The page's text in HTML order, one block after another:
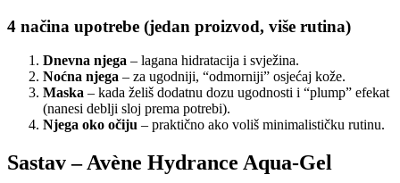
4 načina upotrebe (jedan proizvod, više rutina)
Dnevna njega – lagana hidratacija i svježina.
Noćna njega – za ugodniji, “odmorniji” osjećaj kože.
Maska – kada želiš dodatnu dozu ugodnosti i “plump” efekat
(nanesi deblji sloj prema potrebi).
Njega oko očiju – praktično ako voliš minimalističku rutinu.
Sastav – Avène Hydrance Aqua-Gel